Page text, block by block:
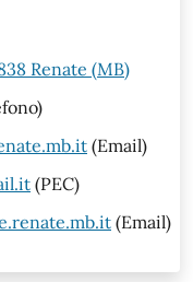
Renate (MB)
(Email)
(PEC)
(Email)